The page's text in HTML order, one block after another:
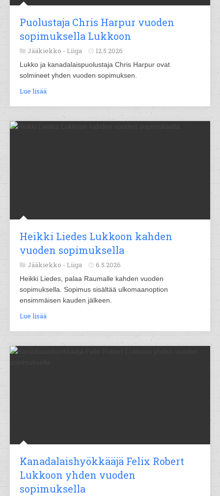
Puolustaja Chris Harpur vuoden
sopimuksella Lukkoon
Jääkiekko - Liiga 12.5.2026
Lukko ja kanadalaispuolustaja Chris Harpur ovat
solmineet yhden vuoden sopimuksen.
Lue lisää
Heikki Liedes Lukkoon kahden
vuoden sopimuksella
Jääkiekko - Liiga 6.5.2026
Heikki Liedes, palaa Raumalle kahden vuoden
sopimuksella. Sopimus sisältää ulkomaanoption
ensimmäisen kauden jälkeen.
Lue lisää
Kanadalaishyökkääjä Felix Robert
Lukkoon yhden vuoden
sopimuksella